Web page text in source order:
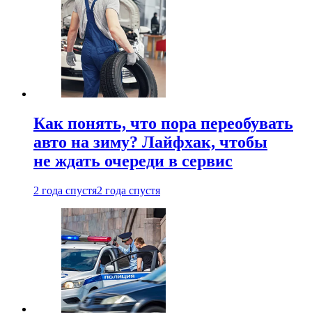
Как понять, что пора переобувать
авто на зиму? Лайфхак, чтобы
не ждать очереди в сервис
2 года спустя2 года спустя